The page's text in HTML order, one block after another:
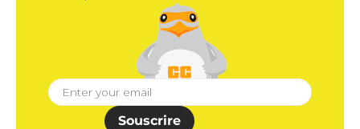
Souscrire